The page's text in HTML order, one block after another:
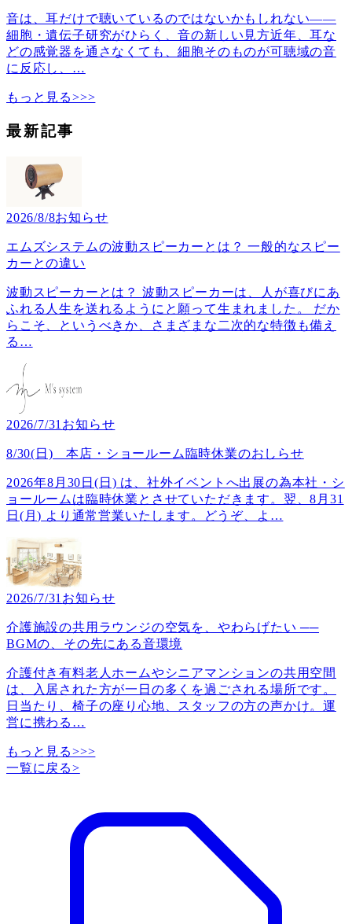
音は、耳だけで聴いているのではないかもしれない――
細胞・遺伝子研究がひらく、音の新しい見方近年、耳な
どの感覚器を通さなくても、細胞そのものが可聴域の音
に反応し、 …
もっと見る>>>
最新記事
2026/8/8お知らせ
エムズシステムの波動スピーカーとは？ 一般的なスピー
カーとの違い
波動スピーカーとは？ 波動スピーカーは、人が喜びにあ
ふれる人生を送れるようにと願って生まれました。 だか
らこそ、というべきか、さまざまな二次的な特徴も備え
る …
2026/7/31 お知らせ
8/30(日) 本店・ショールーム臨時休業のおしらせ
2026年8月30日(日) は、社外イベントへ出展の為本社・シ
ョールームは臨時休業とさせていただきます。翌、8月31
日(月) より通常営業いたします。どうぞ、よ …
2026/7/31 お知らせ
介護施設の共用ラウンジの空気を、やわらげたい ──
BGMの、その先にある音環境
介護付き有料老人ホームやシニアマンションの共用空間
は、入居された方が一日の多くを過ごされる場所です。
日当たり、椅子の座り心地、スタッフの方の声かけ。運
営に携わる …
もっと見る>>>
一覧に戻る>